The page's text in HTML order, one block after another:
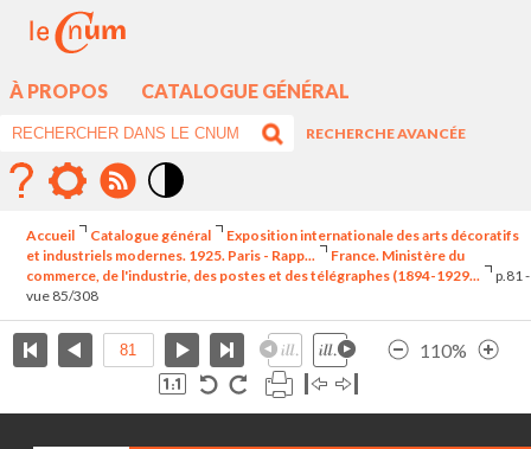
À PROPOS CATALOGUE GÉNÉRAL
RECHERCHE AVANCÉE
élévé
Accueil Catalogue général
Exposition internationale des arts décoratifs
et industriels modernes. 1925. Paris - Rapp...
France. Ministère du
commerce, de l'industrie, des postes et des télégraphes (1894-1929...
p.81 -
vue 85/308
110%